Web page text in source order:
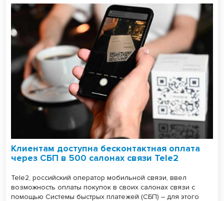
Клиентам доступна бесконтактная оплата
через СБП в 500 салонах связи Tele2
Tele2, российский оператор мобильной связи, ввел
возможность оплаты покупок в своих салонах связи с
помощью Системы быстрых платежей (СБП) – для этого